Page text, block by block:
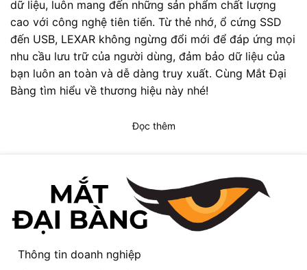
dữ liệu, luôn mang đến những sản phẩm chất lượng
cao với công nghệ tiên tiến. Từ thẻ nhớ, ổ cứng SSD
đến USB, LEXAR không ngừng đổi mới để đáp ứng mọi
nhu cầu lưu trữ của người dùng, đảm bảo dữ liệu của
bạn luôn an toàn và dễ dàng truy xuất. Cùng Mắt Đại
Bàng tìm hiểu về thương hiệu này nhé!
Đọc thêm
Thông tin doanh nghiệp